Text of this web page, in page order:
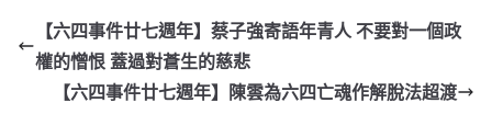
【六四事件廿七週年】蔡子強寄語年青人 不要對一個政
權的憎恨 蓋過對蒼生的慈悲
【六四事件廿七週年】陳雲為六四亡魂作解脫法超渡